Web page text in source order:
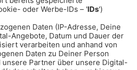
Zu den Teilnahmebedingungen
06.12.2023